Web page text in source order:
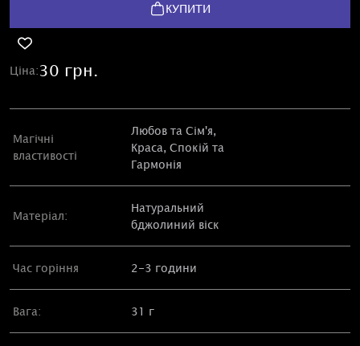
КУПИТИ
Ціна:30 грн.
Магічні
властивості
Любов та Сім'я,
Краса, Спокій та
Гармонія
Матеріал:
Натуральний
бджолиний віск
Час горіння 2-3 години
Вага: 31 г